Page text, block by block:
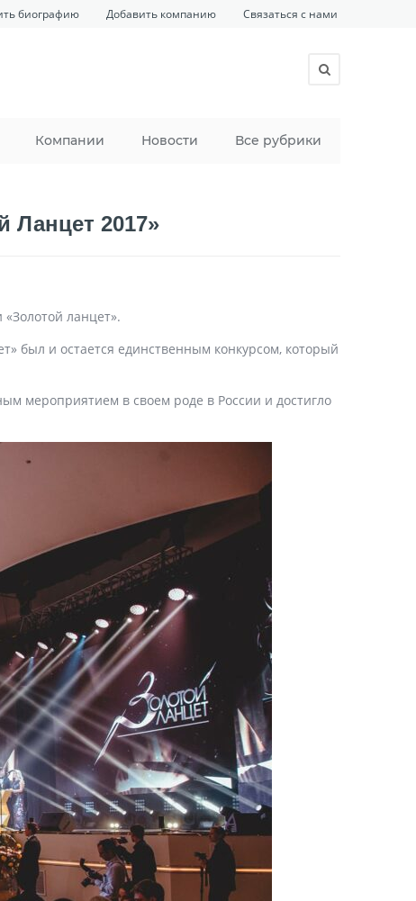
биографию Добавить компанию Связаться с нами
Компании Новости Все рубрики
Ланцет 2017»
ланцет».
был и остается единственным конкурсом, который
мероприятием в своем роде в России и достигло